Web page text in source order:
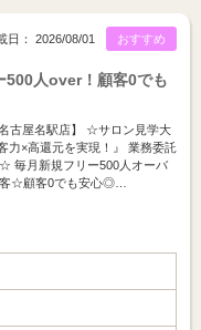
おすすめ
日： 2026/08/01
500人over！顧客0でも
古屋名駅店】 ☆サロン見学大
力×高還元を実現！』 業務委託
毎月新規フリー500人オーバ
☆顧客0でも安心◎…